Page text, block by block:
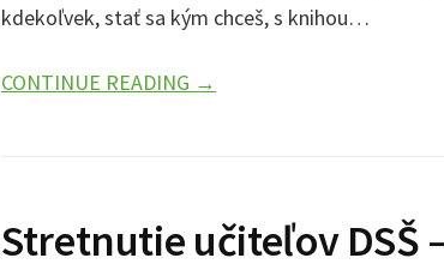
kdekoľvek, stať sa kým chceš, s knihou…
CONTINUE READING →
Stretnutie učiteľov DSŠ